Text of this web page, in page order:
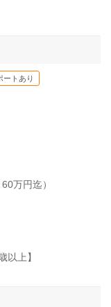
ートあり
万円迄）
以上】